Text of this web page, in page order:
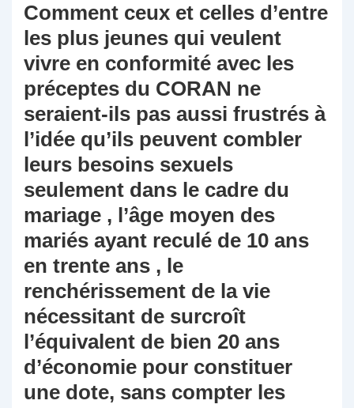
Comment ceux et celles d’entre
les plus jeunes qui veulent
vivre en conformité avec les
préceptes du CORAN ne
seraient-ils pas aussi frustrés à
l’idée qu’ils peuvent combler
leurs besoins sexuels
seulement dans le cadre du
mariage , l’âge moyen des
mariés ayant reculé de 10 ans
en trente ans , le
renchérissement de la vie
nécessitant de surcroît
l’équivalent de bien 20 ans
d’économie pour constituer
une dote, sans compter les